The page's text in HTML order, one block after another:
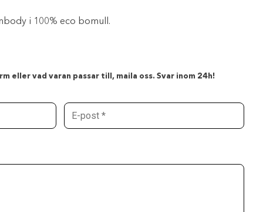
i 100% eco bomull.
eller vad varan passar till, maila oss. Svar inom 24h!